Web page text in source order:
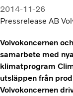
2014-11-26
Pressrelease AB
Volvokoncernen
samarbete med
klimatprogram
utsläppen från
Volvokoncernen